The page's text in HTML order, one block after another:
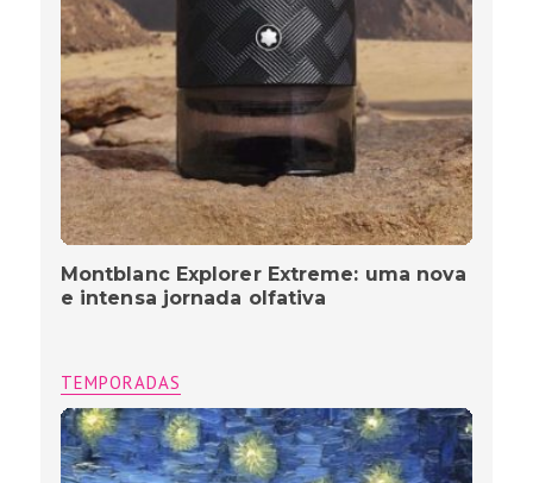
Montblanc Explorer Extreme: uma nova
e intensa jornada olfativa
TEMPORADAS